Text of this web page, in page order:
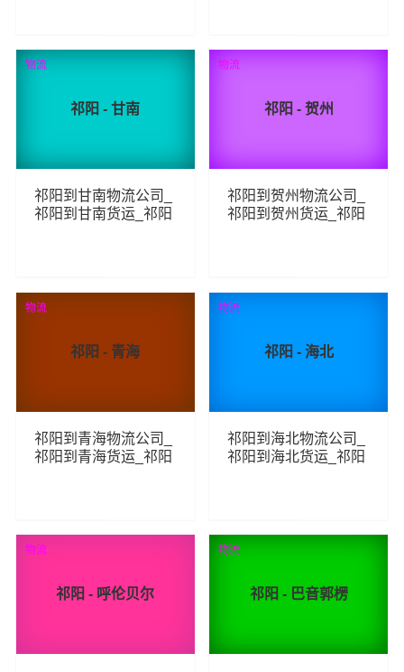
83 查看详细 91 查看详细
祁阳 - 甘南
祁阳到甘南物流公司_
祁阳到甘南货运_祁阳
90 查看详细
物流
祁阳 - 贺州
祁阳到贺州物流公司_
祁阳到贺州货运_祁阳
79 查看详细
物流
祁阳 - 青海
祁阳到青海物流公司_
祁阳到青海货运_祁阳
85 查看详细
物流
祁阳 - 海北
祁阳到海北物流公司_
祁阳到海北货运_祁阳
92 查看详细
物流
祁阳 - 呼伦贝尔
物流
祁阳 - 巴音郭楞
物流